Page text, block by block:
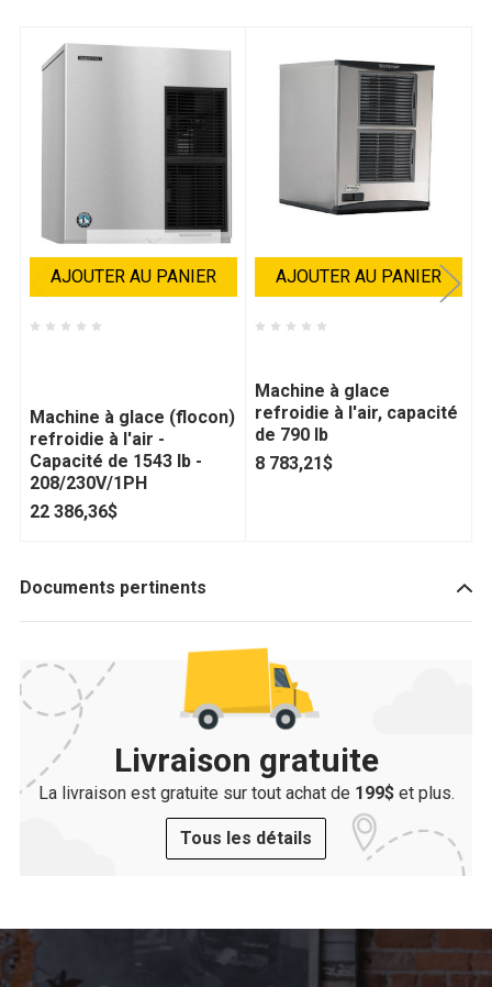
AJOUTER AU PANIER
Machine à glace (flocon)
refroidie à l'air -
Capacité de 1543 lb -
208/230V/1PH
22 386,36$
AJOUTER AU PANIER
Machine à glace
refroidie à l'air, capacité
de 790 lb
8 783,21$
Documents pertinents
Livraison gratuite
La livraison est gratuite sur tout achat de 199$et plus.
Tous les détails